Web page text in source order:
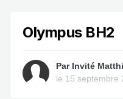
Olympus BH2
Par Invité
le 15 septembre